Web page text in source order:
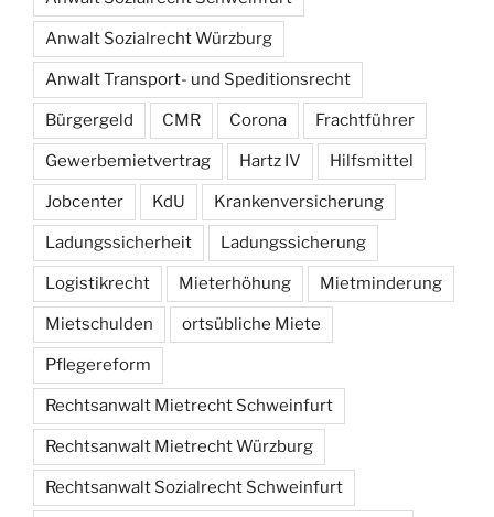
Anwalt Sozialrecht Würzburg
Anwalt Transport- und Speditionsrecht
Bürgergeld CMR Corona Frachtführer
Gewerbemietvertrag Hartz IV Hilfsmittel
Jobcenter KdU Krankenversicherung
Ladungssicherheit Ladungssicherung
Logistikrecht Mieterhöhung Mietminderung
Mietschulden ortsübliche Miete
Pflegereform
Rechtsanwalt Mietrecht Schweinfurt
Rechtsanwalt Mietrecht Würzburg
Rechtsanwalt Sozialrecht Schweinfurt